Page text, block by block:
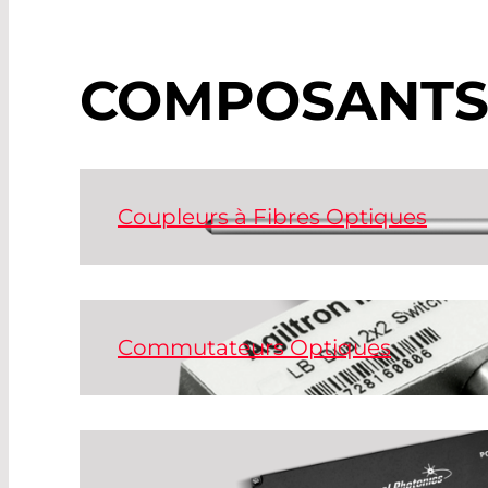
Coupleurs à Fibres Optiques
Des coupleurs à fibres optiques sont
Read More
Commutateurs Optiques
Les composants fibre-optiques actifs
Read More